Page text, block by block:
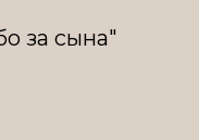
за сына"